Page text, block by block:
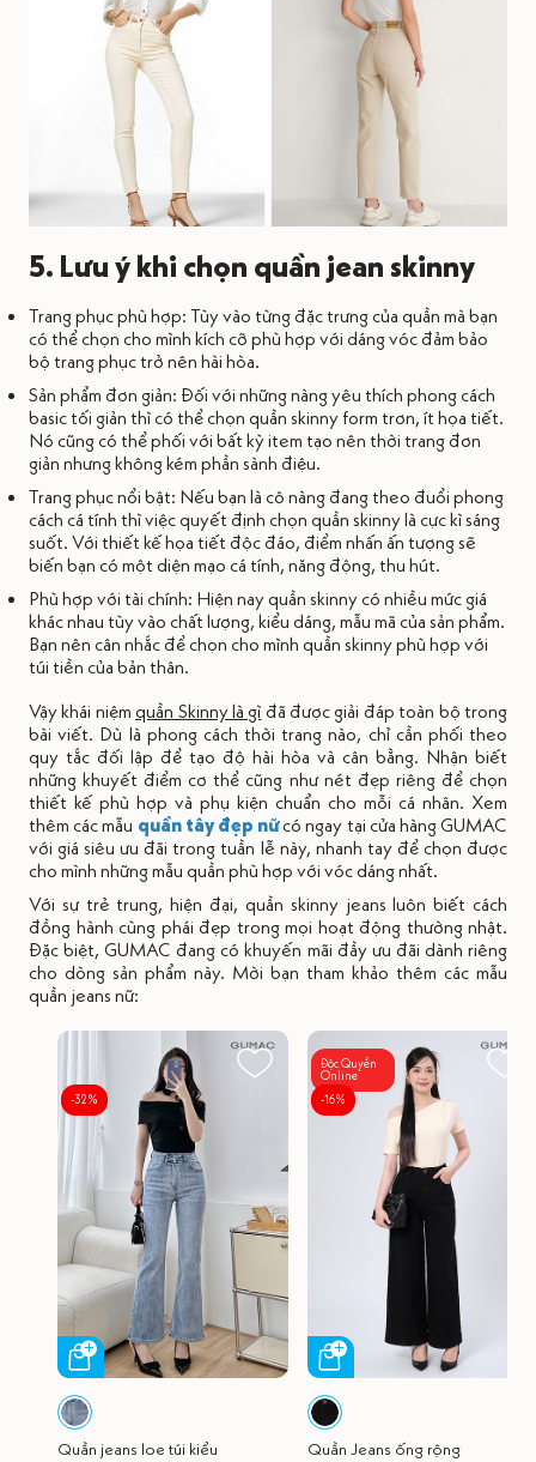
5. Lưu ý khi chọn quần jean skinny
Trang phục phù hợp: Tùy vào từng đặc trưng của quần mà bạn
có thể chọn cho mình kích cỡ phù hợp với dáng vóc đảm bảo
bộ trang phục trở nên hài hòa.
Sản phẩm đơn giản: Đối với những nàng yêu thích phong cách
basic tối giản thì có thể chọn quần skinny form trơn, ít họa tiết.
Nó cũng có thể phối với bất kỳ item tạo nên thời trang đơn
giản nhưng không kém phần sành điệu.
Trang phục nổi bật: Nếu bạn là cô nàng đang theo đuổi phong
cách cá tính thì việc quyết định chọn quần skinny là cực kì sáng
suốt. Với thiết kế họa tiết độc đáo, điểm nhấn ấn tượng sẽ
biến bạn có một diện mạo cá tính, năng động, thu hút.
Phù hợp với tài chính: Hiện nay quần skinny có nhiều mức giá
khác nhau tùy vào chất lượng, kiểu dáng, mẫu mã của sản phẩm.
Bạn nên cân nhắc để chọn cho mình quần skinny phù hợp với
túi tiền của bản thân.
Vậy khái niệmquần Skinny là gì đã được giải đáp toàn bộ trong
bài viết. Dù là phong cách thời trang nào, chỉ cần phối theo
quy tắc đối lập để tạo độ hài hòa và cân bằng. Nhận biết
những khuyết điểm cơ thể cũng như nét đẹp riêng để chọn
thiết kế phù hợp và phụ kiện chuẩn cho mỗi cá nhân. Xem
thêm các mẫu quần tây đẹp nữcó ngay tại cửa hàng GUMAC
với giá siêu ưu đãi trong tuần lễ này, nhanh tay để chọn được
cho mình những mẫu quần phù hợp với vóc dáng nhất.
Với sự trẻ trung, hiện đại, quần skinny jeans luôn biết cách
đồng hành cùng phái đẹp trong mọi hoạt động thường nhật.
Đặc biệt, GUMAC đang có khuyến mãi đầy ưu đãi dành riêng
cho dòng sản phẩm này. Mời bạn tham khảo thêm các mẫu
quần jeans nữ:
-32%
Quần jeans loe túi kiểu
Độc Quyền
Online
-16%
Quần Jeans ống rộng